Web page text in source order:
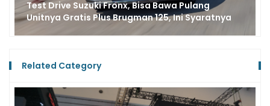
Panjang Makin Asyik
Related Category